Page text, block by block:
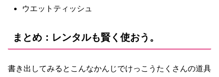
ウエットティッシュ
まとめ：レンタルも賢く使おう。
書き出してみるとこんなかんじでけっこうたくさんの道具